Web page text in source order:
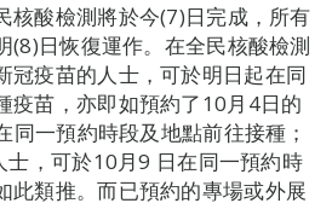
核酸檢測將於今(7)日完成，所有
(8)日恢復運作。在全民核酸檢測
冠疫苗的人士，可於明日起在同
疫苗，亦即如預約了10月4日的
同一預約時段及地點前往接種；
，可於10月9 日在同一預約時
此類推。而已預約的專場或外展